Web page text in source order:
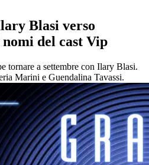
Blasi verso
del cast Vip
tornare a settembre con Ilary Blasi.
Marini e Guendalina Tavassi.